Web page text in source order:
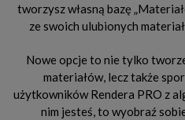
tworzysz własną bazę
ze swoich ulubionych
Nowe opcje to nie tylko
materiałów, lecz także
użytkowników Rendera PRO z
nim jesteś, to wyobraź